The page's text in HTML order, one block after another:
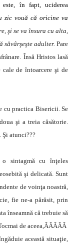
este, în fapt, uciderea
zic vouă că oricine va
şi se va însura cu alta,
săvârşeşte adulter. Pare
Însă Hristos lasă
de întoarcere şi de
cu practica Bisericii. Se
şi a treia căsătorie.
Şi atunci???
sintagmă cu înţeles
şi delicată. Sunt
de voinţa noastră,
fie ne-a părăsit, prin
înseamnă că trebuie să
de aceea,ÂÂÂÂÂ
această situaţie,